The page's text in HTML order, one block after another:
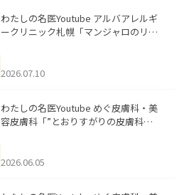
わたしの名医Youtube アルバアレルギ
ークリニック札幌「マンジャロのリア
た。
2026.07.10
わたしの名医Youtube めぐ皮膚科・美
容皮膚科「”とおりすがりの皮膚科
2026.06.05